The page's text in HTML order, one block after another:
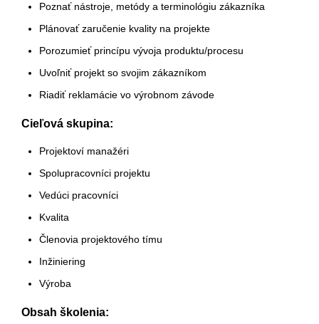
Poznať nástroje, metódy a terminológiu zákazníka
Plánovať zaručenie kvality na projekte
Porozumieť princípu vývoja produktu/procesu
Uvoľniť projekt so svojim zákazníkom
Riadiť reklamácie vo výrobnom závode
Cieľová skupina:
Projektoví manažéri
Spolupracovníci projektu
Vedúci pracovníci
Kvalita
Členovia projektového tímu
Inžiniering
Výroba
Obsah školenia: